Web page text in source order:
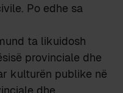
Po edhe sa
ta likuidosh
provinciale dhe
kulturën publike në